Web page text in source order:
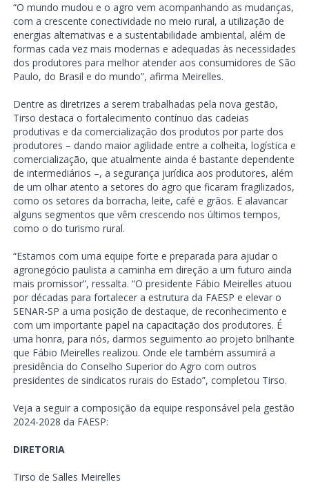
“O mundo mudou e o agro vem acompanhando as mudanças,
com a crescente conectividade no meio rural, a utilização de
energias alternativas e a sustentabilidade ambiental, além de
formas cada vez mais modernas e adequadas às necessidades
dos produtores para melhor atender aos consumidores de São
Paulo, do Brasil e do mundo”, afirma Meirelles.
Dentre as diretrizes a serem trabalhadas pela nova gestão,
Tirso destaca o fortalecimento contínuo das cadeias
produtivas e da comercialização dos produtos por parte dos
produtores – dando maior agilidade entre a colheita, logística e
comercialização, que atualmente ainda é bastante dependente
de intermediários –, a segurança jurídica aos produtores, além
de um olhar atento a setores do agro que ficaram fragilizados,
como os setores da borracha, leite, café e grãos. E alavancar
alguns segmentos que vêm crescendo nos últimos tempos,
como o do turismo rural.
“Estamos com uma equipe forte e preparada para ajudar o
agronegócio paulista a caminha em direção a um futuro ainda
mais promissor”, ressalta. “O presidente Fábio Meirelles atuou
por décadas para fortalecer a estrutura da FAESP e elevar o
SENAR-SP a uma posição de destaque, de reconhecimento e
com um importante papel na capacitação dos produtores. É
uma honra, para nós, darmos seguimento ao projeto brilhante
que Fábio Meirelles realizou. Onde ele também assumirá a
presidência do Conselho Superior do Agro com outros
presidentes de sindicatos rurais do Estado”, completou Tirso.
Veja a seguir a composição da equipe responsável pela gestão
2024-2028 da FAESP:
DIRETORIA
Tirso de Salles Meirelles